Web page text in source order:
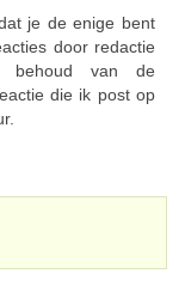
je de enige bent
door redactie
behoud van de
die ik post op